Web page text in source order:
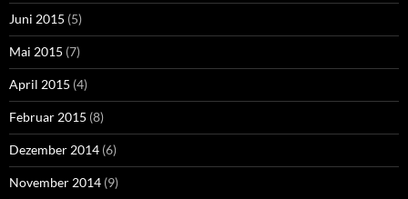
Juni 2015 (5)
Mai 2015 (7)
April 2015 (4)
Februar 2015 (8)
Dezember 2014 (6)
November 2014 (9)